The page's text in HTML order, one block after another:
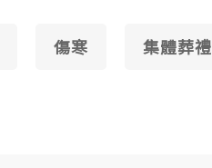
傷寒 集體葬禮